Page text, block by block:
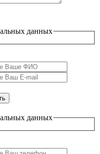
данных
данных